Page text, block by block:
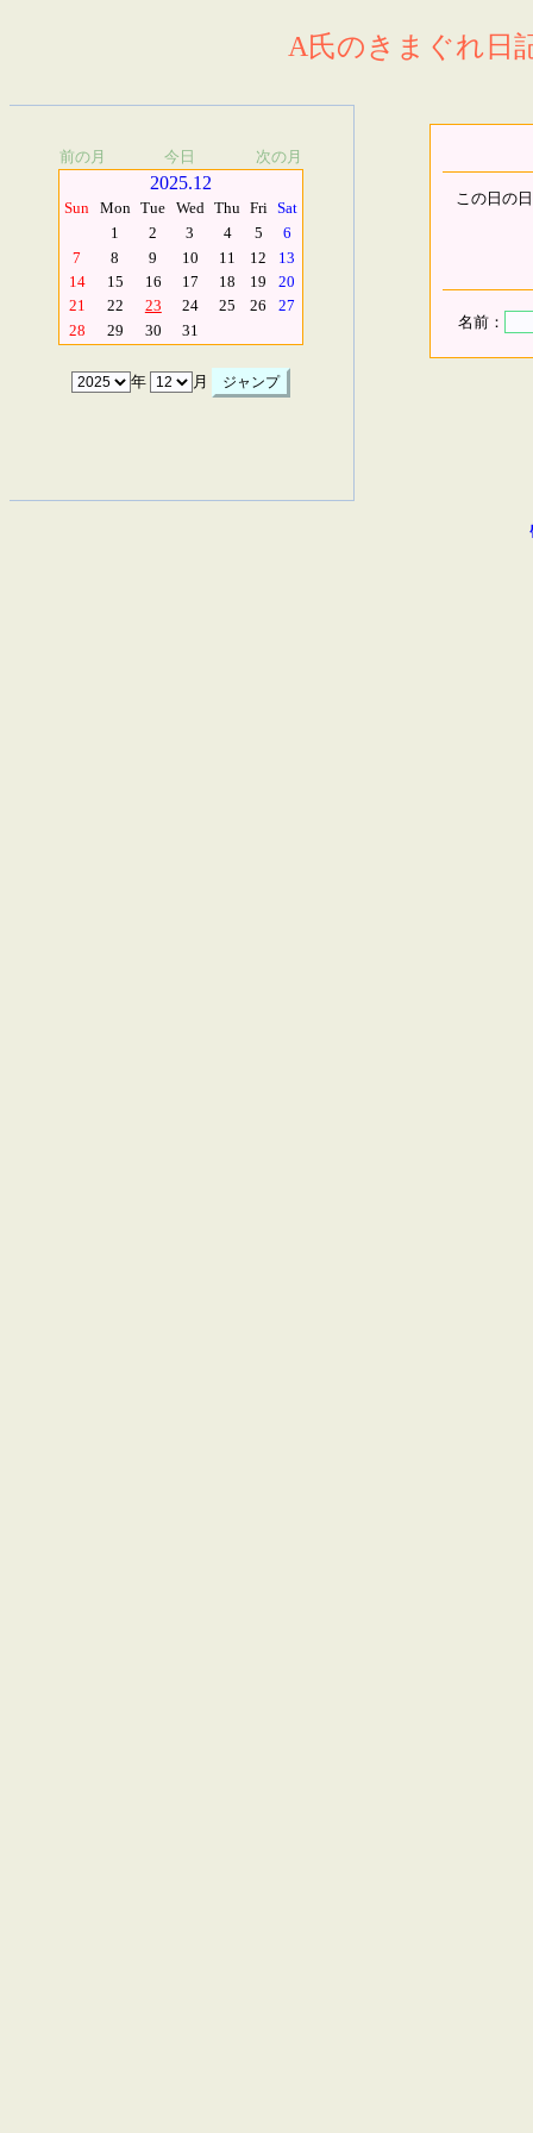
A氏のきまぐれ日
前の月 今日 次の月
2025.12
Sun Mon Tue Wed Thu Fri Sat
1
2 3 4 5
6
7
8 9 10 11 12
13
14
15 16 17 18 19
20
21
22 23 24 25 26
27
28
29 30 31
年 月
この日の
名前：